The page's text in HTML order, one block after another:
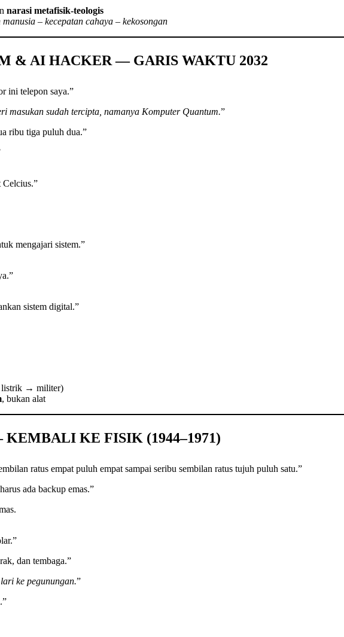
narasi metafisik-teologis
– kecepatan cahaya – kekosongan
& AI HACKER — GARIS WAKTU 2032
ini telepon saya.”
masukan sudah tercipta, namanya Komputer Quantum.”
ribu tiga puluh dua.”
Celcius.”
mengajari sistem.”
sistem digital.”
→ militer)
, bukan alat
KE FISIK (1944–1971)
ratus empat puluh empat sampai seribu sembilan ratus tujuh puluh satu.”
ada backup emas.”
dan tembaga.”
ke pegunungan.”